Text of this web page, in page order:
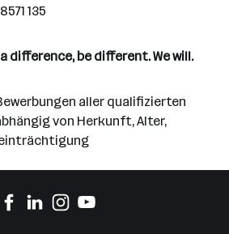
135
difference, be different. We will.
aller qualifizierten
von Herkunft, Alter,